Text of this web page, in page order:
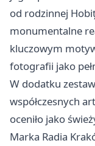
od rodzinnej
monumentalne
kluczowym
fotografii jako
W dodatku
współczesnych
oceniło jako
Marka Radia